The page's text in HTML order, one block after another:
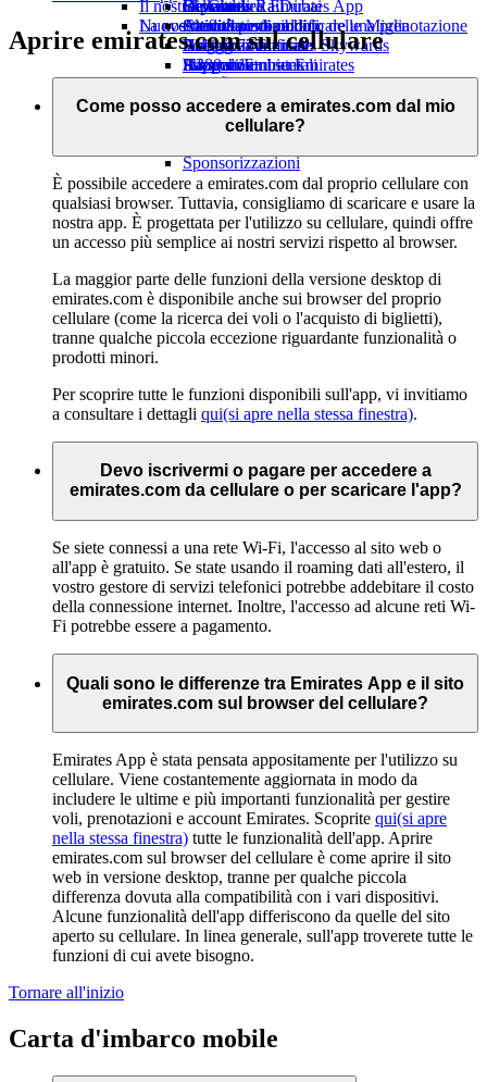
tab
Bevande
La nostra flotta
Boeing 777
A380 di Emirates
A350 di Emirates
Emirates Executive
Disposizione dei posti
Giocattoli
Attività per bambini
Il nostro pianeta
Attività sostenibili
Politica ambientale
Rapporti ambientali
Le nostre comunità
Emirates Airline FoundationEmirates
Airline Foundation Opens an external link
Sponsorizzazioni
Da Ginevra a Dubai
Nuove destinazioni
Helsinki
Hangzhou
Đà Nẵng
Shenzhen
Siem Reap
Skywards Rail
Strumento di calcolo delle Miglia
Accesso a Emirates Skywards
Skywards+
Cellulare ed Emirates App
Cancellare o modificare una prenotazione
Viaggio modificato
Informazioni su Emirates
Aprire emirates.com sul cellulare
Come posso accedere a emirates.com dal mio
cellulare?
È possibile accedere a emirates.com dal proprio cellulare con
qualsiasi browser. Tuttavia, consigliamo di scaricare e usare la
nostra app. È progettata per l'utilizzo su cellulare, quindi offre
un accesso più semplice ai nostri servizi rispetto al browser.
La maggior parte delle funzioni della versione desktop di
emirates.com è disponibile anche sui browser del proprio
cellulare (come la ricerca dei voli o l'acquisto di biglietti),
tranne qualche piccola eccezione riguardante funzionalità o
prodotti minori.
Per scoprire tutte le funzioni disponibili sull'app, vi invitiamo
a consultare i dettagli qui(si apre nella stessa finestra).
Devo iscrivermi o pagare per accedere a
emirates.com da cellulare o per scaricare l'app?
Se siete connessi a una rete Wi-Fi, l'accesso al sito web o
all'app è gratuito. Se state usando il roaming dati all'estero, il
vostro gestore di servizi telefonici potrebbe addebitare il costo
della connessione internet. Inoltre, l'accesso ad alcune reti Wi-
Fi potrebbe essere a pagamento.
Quali sono le differenze tra Emirates App e il sito
emirates.com sul browser del cellulare?
Emirates App è stata pensata appositamente per l'utilizzo su
cellulare. Viene costantemente aggiornata in modo da
includere le ultime e più importanti funzionalità per gestire
voli, prenotazioni e account Emirates. Scoprite qui(si apre
nella stessa finestra) tutte le funzionalità dell'app. Aprire
emirates.com sul browser del cellulare è come aprire il sito
web in versione desktop, tranne per qualche piccola
differenza dovuta alla compatibilità con i vari dispositivi.
Alcune funzionalità dell'app differiscono da quelle del sito
aperto su cellulare. In linea generale, sull'app troverete tutte le
funzioni di cui avete bisogno.
Tornare all'inizio
Carta d'imbarco mobile